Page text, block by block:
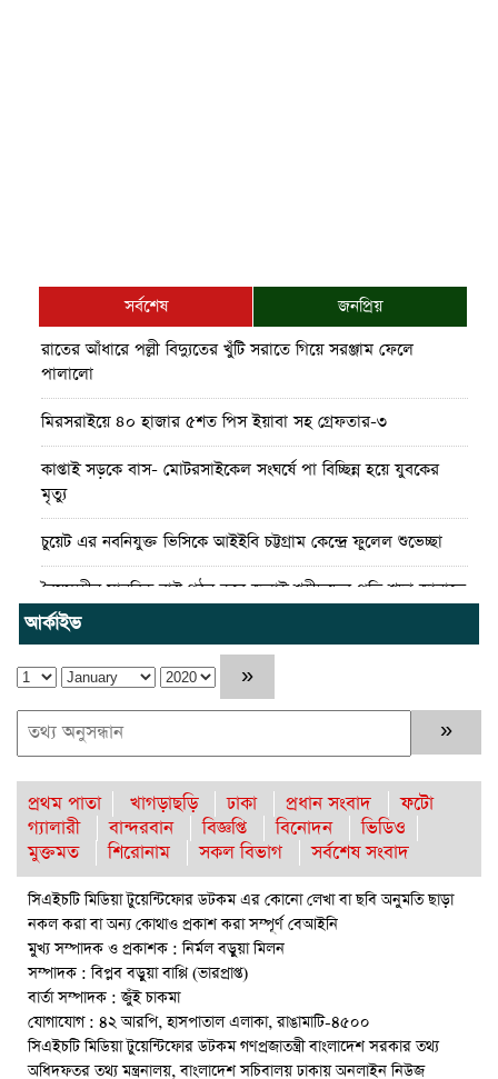
সর্বশেষ
জনপ্রিয়
রাতের আঁধারে পল্লী বিদ্যুতের খুঁটি সরাতে গিয়ে সরঞ্জাম ফেলে
পালালো
মিরসরাইয়ে ৪০ হাজার ৫শত পিস ইয়াবা সহ গ্রেফতার-৩
কাপ্তাই সড়কে বাস- মোটরসাইকেল সংঘর্ষে পা বিচ্ছিন্ন হয়ে যুবকের
মৃত্যু
চুয়েট এর নবনিযুক্ত ভিসিকে আইইবি চট্টগ্রাম কেন্দ্রে ফুলেল শুভেচ্ছা
বৈষম্যহীন মানবিক রাষ্ট্র গঠন করে জুলাই শহীদদের প্রতি শ্রদ্ধা জানাতে
হবে : জননেতা সাইফুল হক
তিন দিন পর ব্রহ্মপুত্র নদে নিখোঁজ সাইফুলের মরদেহ গফরগাঁও থেকে
উদ্ধার
ব্রহ্মপুত্র নদে নিখোঁজ কৃষকের সন্ধান মেলেনি
রাঙ্গুনিয়ায় জুলাই গণঅভ্যুত্থান দিবস পালিত
পার্বতীপুরে জুলাই গণঅভ্যুত্থান দিবস পালন
আত্রাইয়ে যথাযোগ্য মর্যাদায় ‘জুলাই গণঅভ্যুত্থান দিবস’ পালিত
রাউজানে আগুনে পুড়ে ছাই ভ্যান কৃষকের স্বপ্ন
ঈশ্বরগঞ্জে বজ্রপাতে কৃষকের মৃত্যু : আহত-২
বৈষম্যহীন মানবিক রাষ্ট্র গঠন করে জুলাই শহীদদের প্রতি শ্রদ্ধা জানাতে
হবে : জননেতা সাইফুল হক
আর্কাইভ
প্রথম পাতা খাগড়াছড়ি ঢাকা প্রধান সংবাদ
ফটো
গ্যালারী
বান্দরবান বিজ্ঞপ্তি বিনোদন
ভিডিও
মুক্তমত
শিরোনাম সকল বিভাগ সর্বশেষ সংবাদ
সিএইচটি মিডিয়া টুয়েন্টিফোর ডটকম এর কোনো লেখা বা ছবি অনুমতি ছাড়া
নকল করা বা অন্য কোথাও প্রকাশ করা সম্পূর্ণ বেআইনি
মুখ্য সম্পাদক ও প্রকাশক : নির্মল বড়ুয়া মিলন
সম্পাদক : বিপ্লব বড়ুয়া বাপ্পি (ভারপ্রাপ্ত)
বার্তা সম্পাদক : জুঁই চাকমা
যোগাযোগ : ৪২ আরপি, হাসপাতাল এলাকা, রাঙামাটি-৪৫০০
সিএইচটি মিডিয়া টুয়েন্টিফোর ডটকম গণপ্রজাতন্ত্রী বাংলাদেশ সরকার তথ্য
অধিদফতর তথ্য মন্ত্রনালয়, বাংলাদেশ সচিবালয় ঢাকায় অনলাইন নিউজ